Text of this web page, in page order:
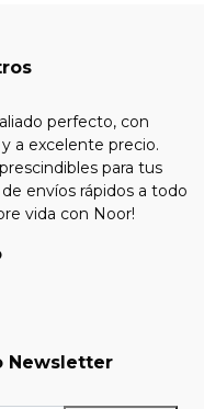
perfecto, con
a excelente precio.
para tus
envíos rápidos a todo
vida con Noor!
Newsletter